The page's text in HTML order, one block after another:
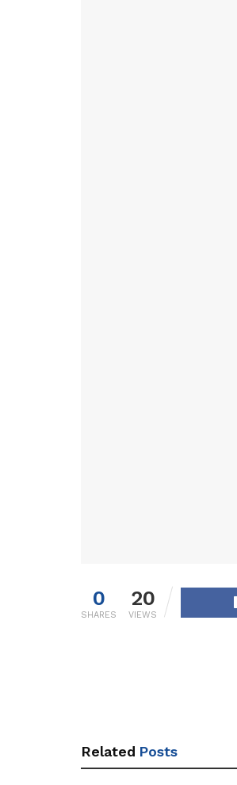
0
SHARES
20
VIEWS
Related Posts